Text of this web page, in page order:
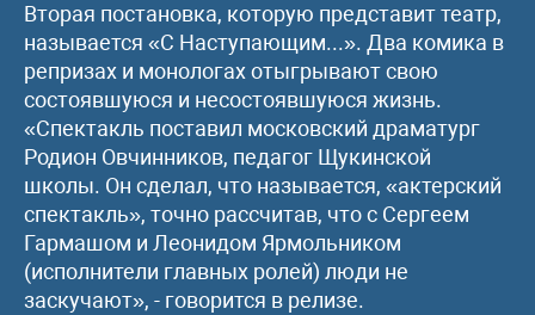
Вторая постановка, которую представит театр,
называется «С Наступающим...». Два комика в
репризах и монологах отыгрывают свою
состоявшуюся и несостоявшуюся жизнь.
«Спектакль поставил московский драматург
Родион Овчинников, педагог Щукинской
школы. Он сделал, что называется, «актерский
спектакль», точно рассчитав, что с Сергеем
Гармашом и Леонидом Ярмольником
(исполнители главных ролей) люди не
заскучают», - говорится в релизе.